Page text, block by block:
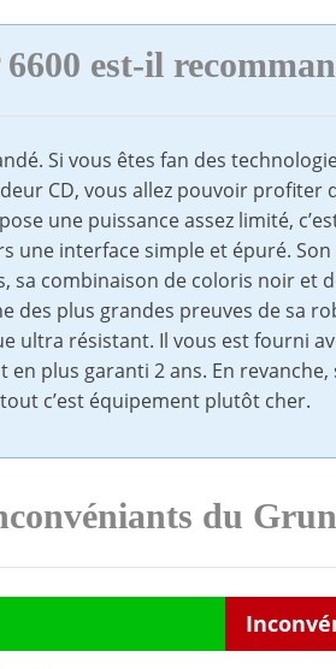
est-il
Si vous êtes fan des
CD, vous allez pouvoir profiter
une puissance assez limité,
une interface simple et épuré.
sa combinaison de coloris noir et
des plus grandes preuves de sa
ultra résistant. Il vous est fourni
plus garanti 2 ans. En revanche,
c’est équipement plutôt cher.
du